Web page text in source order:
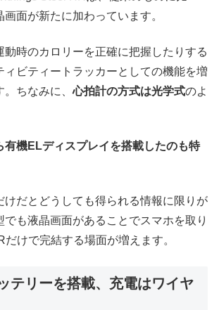
面が新たに加わっています。
動時のカロリーを正確に把握したりする
ィビティートラッカーとしての機能を増
。ちなみに、心拍計の方式は光学式のよ
有機ELディスプレイを搭載したのも特
けだとどうしても得られる情報に限りが
でも液晶画面があることでスマホを取り
けで完結する場面が増えます。
テリーを搭載、充電はワイヤ